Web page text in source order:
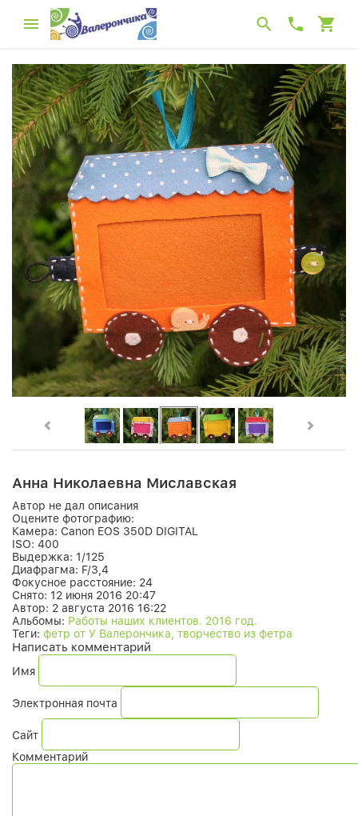
Анна Николаевна Миславская
Автор не дал описания
Оцените фотографию:
Камера: Canon EOS 350D DIGITAL
ISO: 400
Выдержка: 1/125
Диафрагма: F/3,4
Фокусное расстояние: 24
Снято: 12 июня 2016 20:47
Автор: 2 августа 2016 16:22
Альбомы: Работы наших клиентов. 2016 год.
Теги: фетр от У Валерончика, творчество из фетра
Написать комментарий
Имя
Электронная почта
Сайт
Комментарий